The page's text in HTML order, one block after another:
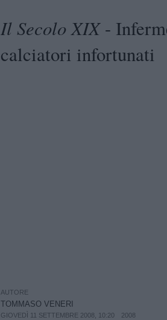
Il Secolo XIX-
calciatori infortunati
AUTORE
TOMMASO VENERI
GIOVEDÌ 11 SETTEMBRE 2008, 10:20 2008